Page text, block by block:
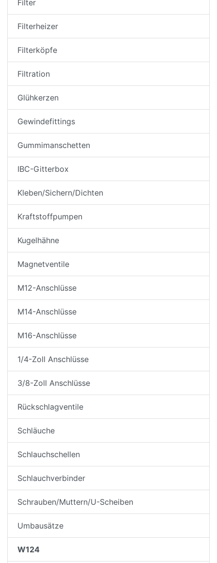
Filter
Filterheizer
Filterköpfe
Filtration
Glühkerzen
Gewindefittings
Gummimanschetten
IBC-Gitterbox
Kleben/Sichern/Dichten
Kraftstoffpumpen
Kugelhähne
Magnetventile
M12-Anschlüsse
M14-Anschlüsse
M16-Anschlüsse
1/4-Zoll Anschlüsse
3/8-Zoll Anschlüsse
Rückschlagventile
Schläuche
Schlauchschellen
Schlauchverbinder
Schrauben/Muttern/U-Scheiben
Umbausätze
W124